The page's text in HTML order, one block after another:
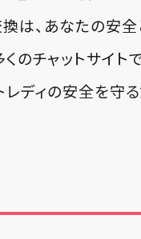
は、あなたの安
のチャットサイト
レディの安全を守